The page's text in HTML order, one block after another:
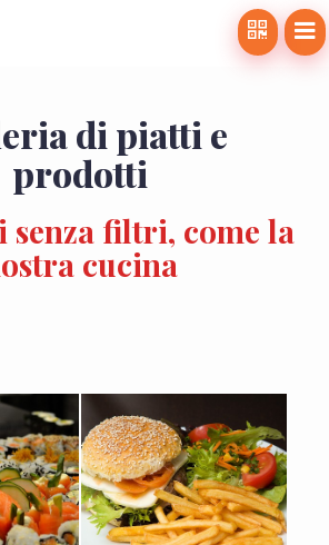
di piatti e
prodotti
senza filtri, come la
cucina